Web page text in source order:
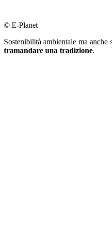
© E-Planet
Sostenibilità ambientale ma anche
tramandare una tradizione.